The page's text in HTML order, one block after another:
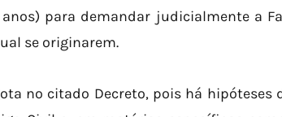
para demandar judicialmente a
se originarem.
no citado Decreto, pois há hipóteses